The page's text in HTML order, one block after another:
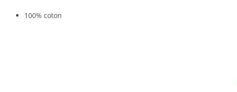
100% coton